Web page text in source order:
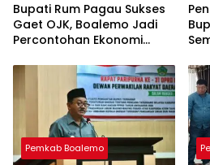
Bupati Rum Pagau Sukses
Gaet OJK, Boalemo Jadi
Percontohan Ekonomi
Pemkab Boalemo